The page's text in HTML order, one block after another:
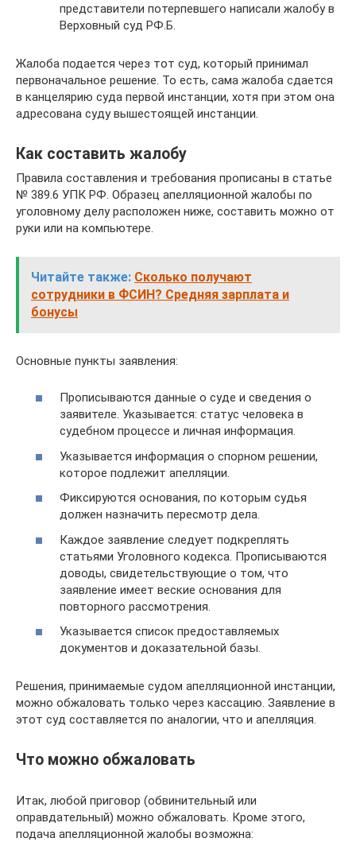
представители потерпевшего написали жалобу в
Верховный суд РФ.Б.
Жалоба подается через тот суд, который принимал
первоначальное решение. То есть, сама жалоба сдается
в канцелярию суда первой инстанции, хотя при этом она
адресована суду вышестоящей инстанции.
Как составить жалобу
Правила составления и требования прописаны в статье
№ 389.6 УПК РФ. Образец апелляционной жалобы по
уголовному делу расположен ниже, составить можно от
руки или на компьютере.
Читайте также: Сколько получают
сотрудники в ФСИН? Средняя зарплата и
бонусы
Основные пункты заявления:
Прописываются данные о суде и сведения о
заявителе. Указывается: статус человека в
судебном процессе и личная информация.
Указывается информация о спорном решении,
которое подлежит апелляции.
Фиксируются основания, по которым судья
должен назначить пересмотр дела.
Каждое заявление следует подкреплять
статьями Уголовного кодекса. Прописываются
доводы, свидетельствующие о том, что
заявление имеет веские основания для
повторного рассмотрения.
Указывается список предоставляемых
документов и доказательной базы.
Решения, принимаемые судом апелляционной инстанции,
можно обжаловать только через кассацию. Заявление в
этот суд составляется по аналогии, что и апелляция.
Что можно обжаловать
Итак, любой приговор (обвинительный или
оправдательный) можно обжаловать. Кроме этого,
подача апелляционной жалобы возможна: